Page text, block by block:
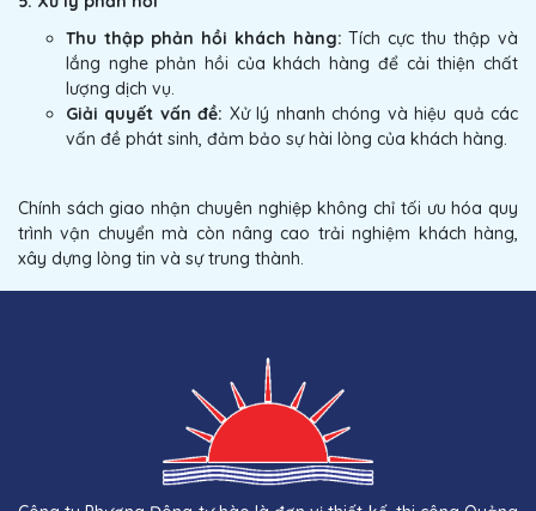
Thu thập phản hồi khách hàng: Tích cực thu thập và
lắng nghe phản hồi của khách hàng để cải thiện chất
lượng dịch vụ.
Giải quyết vấn đề: Xử lý nhanh chóng và hiệu quả các
vấn đề phát sinh, đảm bảo sự hài lòng của khách hàng.
Chính sách giao nhận chuyên nghiệp không chỉ tối ưu hóa quy
trình vận chuyển mà còn nâng cao trải nghiệm khách hàng,
xây dựng lòng tin và sự trung thành.